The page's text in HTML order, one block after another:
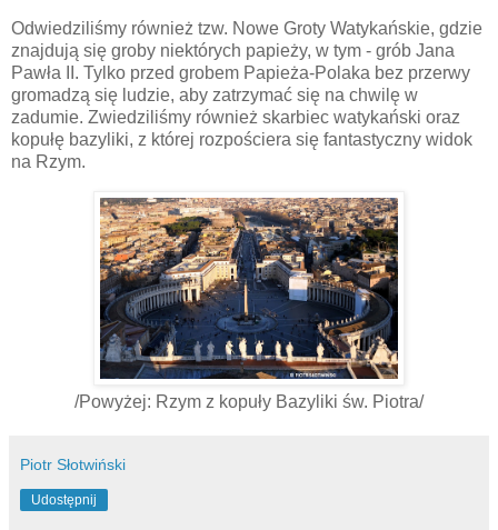
Odwiedziliśmy również tzw. Nowe Groty Watykańskie, gdzie
znajdują się groby niektórych papieży, w tym - grób Jana
Pawła II. Tylko przed grobem Papieża-Polaka bez przerwy
gromadzą się ludzie, aby zatrzymać się na chwilę w
zadumie. Zwiedziliśmy również skarbiec watykański oraz
kopułę bazyliki, z której rozpościera się fantastyczny widok
na Rzym.
/Powyżej: Rzym z kopuły Bazyliki św. Piotra/
Piotr Słotwiński
Udostępnij